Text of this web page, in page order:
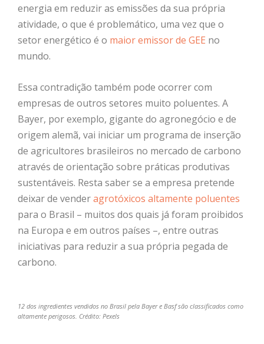
energia em reduzir as emissões da sua própria
atividade, o que é problemático, uma vez que o
setor energético é o maior emissor de GEE no
mundo.
Essa contradição também pode ocorrer com
empresas de outros setores muito poluentes. A
Bayer, por exemplo, gigante do agronegócio e de
origem alemã, vai iniciar um programa de inserção
de agricultores brasileiros no mercado de carbono
através de orientação sobre práticas produtivas
sustentáveis. Resta saber se a empresa pretende
deixar de venderagrotóxicos altamente poluentes
para o Brasil – muitos dos quais já foram proibidos
na Europa e em outros países –, entre outras
iniciativas para reduzir a sua própria pegada de
carbono.
12 dos ingredientes vendidos no Brasil pela Bayer e Basf são classificados como
altamente perigosos. Crédito: Pexels